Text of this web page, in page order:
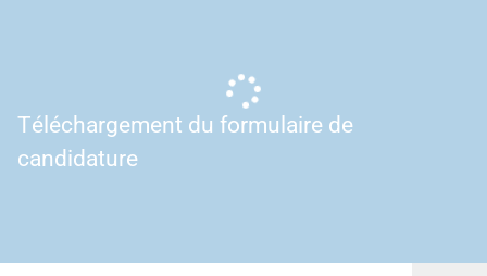
Téléchargement du formulaire de
candidature